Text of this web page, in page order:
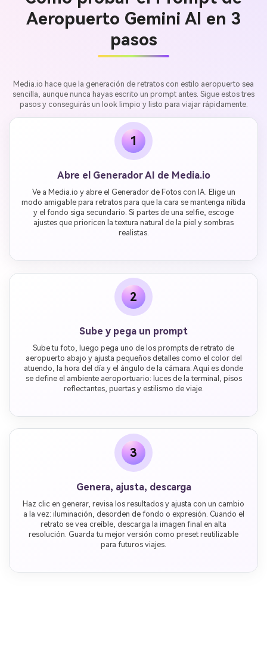
Aeropuerto Gemini AI en 3
pasos
Media.io hace que la generación de retratos con estilo aeropuerto sea
sencilla, aunque nunca hayas escrito un prompt antes. Sigue estos tres
pasos y conseguirás un look limpio y listo para viajar rápidamente.
1
Abre el Generador AI de Media.io
Ve a Media.io y abre el Generador de Fotos con IA. Elige un
modo amigable para retratos para que la cara se mantenga nítida
y el fondo siga secundario. Si partes de una selfie, escoge
ajustes que prioricen la textura natural de la piel y sombras
realistas.
2
Sube y pega un prompt
Sube tu foto, luego pega uno de los prompts de retrato de
aeropuerto abajo y ajusta pequeños detalles como el color del
atuendo, la hora del día y el ángulo de la cámara. Aquí es donde
se define el ambiente aeroportuario: luces de la terminal, pisos
reflectantes, puertas y estilismo de viaje.
3
Genera, ajusta, descarga
Haz clic en generar, revisa los resultados y ajusta con un cambio
a la vez: iluminación, desorden de fondo o expresión. Cuando el
retrato se vea creíble, descarga la imagen final en alta
resolución. Guarda tu mejor versión como preset reutilizable
para futuros viajes.